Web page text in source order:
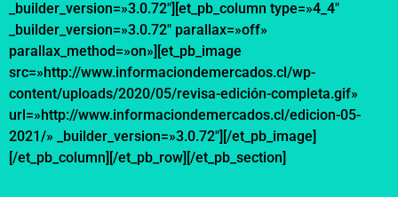
_builder_version=»3.0.72″][et_pb_column type=»4_4″
_builder_version=»3.0.72″ parallax=»off»
parallax_method=»on»][et_pb_image
src=»http://www.informaciondemercados.cl/wp-
content/uploads/2020/05/revisa-edición-completa.gif»
url=»http://www.informaciondemercados.cl/edicion-05-
2021/» _builder_version=»3.0.72″][/et_pb_image]
[/et_pb_column][/et_pb_row][/et_pb_section]